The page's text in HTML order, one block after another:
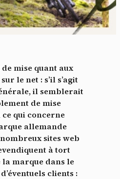
mise quant aux
le net : s’il s’agit
il semblerait
de mise
qui concerne
allemande
sites web
à tort
marque dans le
clients :